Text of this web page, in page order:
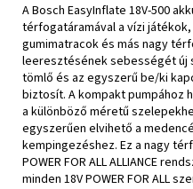
A Bosch EasyInflate 18V-500
térfogatáramával a vízi
gumimatracok és más nagy
leeresztésének sebességét új
tömlő és az egyszerű be/ki
biztosít. A kompakt pumpához
a különböző méretű
egyszerűen elvihető a
kempingezéshez. Ez a nagy
POWER FOR ALL ALLIANCE
minden 18V POWER FOR ALL